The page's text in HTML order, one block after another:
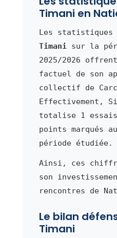
Timani en
Les statistiques
Timanisur la
2025/2026
factuel de son
collectif de
Effectivement,
totalise 1
points marqués
période étudiée.
Ainsi, ces
son
rencontres de
Le bilan
Timani